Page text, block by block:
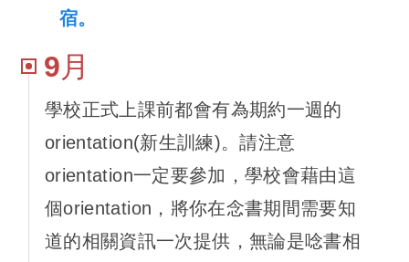
宿。
9月
學校正式上課前都會有為期約一週的
orientation(新生訓練)。請注意
orientation一定要參加，學校會藉由這
個orientation，將你在念書期間需要知
道的相關資訊一次提供，無論是唸書相